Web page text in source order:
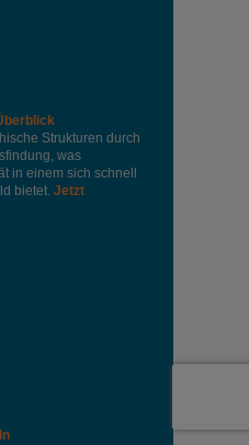
Strukturen durch
was
in einem sich schnell
bietet. Jetzt